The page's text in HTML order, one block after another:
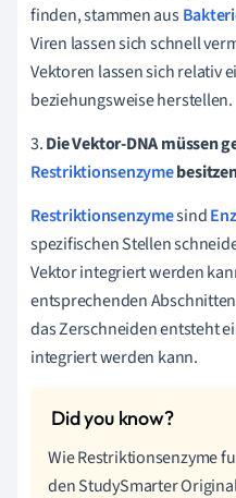
finden, stammen aus
Viren lassen sich schnell
Vektoren lassen sich relativ
beziehungsweise herstellen.
3.DieVektor-DNA müssen
Restriktionsenzyme
Restriktionsenzymesind
spezifischen Stellen
Vektor integriert werden
entsprechenden
das Zerschneiden entsteht
integriert werden kann.
Wie Restriktionsenzyme
den StudySmarter